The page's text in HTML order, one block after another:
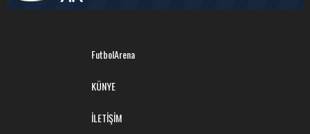
FutbolArena
KÜNYE
İLETİŞİM